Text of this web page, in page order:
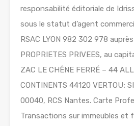
responsabilité éditoriale de
sous le statut d’agent
RSAC LYON 982 302 978
PROPRIETES PRIVEES, au
ZAC LE CHÊNE FERRÉ – 44
CONTINENTS 44120 VERTOU;
00040, RCS Nantes. Carte
Transactions sur immeubles et